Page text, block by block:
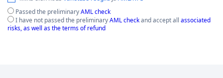
Passed the preliminaryAML check
I have not passed the preliminaryAML checkand accept all associated
risks, as well as the terms of refund